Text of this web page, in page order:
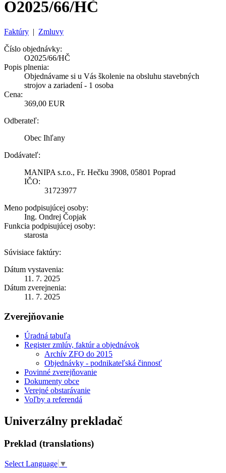
O2025/66/HČ
Faktúry | Zmluvy
Číslo objednávky:
O2025/66/HČ
Popis plnenia:
Objednávame si u Vás školenie na obsluhu stavebných
strojov a zariadení - 1 osoba
Cena:
369,00 EUR
Odberateľ:
Obec Ihľany
Dodávateľ:
MANIPA s.r.o., Fr. Hečku 3908, 05801 Poprad
IČO:
31723977
Meno podpisujúcej osoby:
Ing. Ondrej Čopjak
Funkcia podpisujúcej osoby:
starosta
Súvisiace faktúry:
Dátum vystavenia:
11. 7. 2025
Dátum zverejnenia:
11. 7. 2025
Zverejňovanie
Úradná tabuľa
Register zmlúv, faktúr a objednávok
Archív ZFO do 2015
Objednávky - podnikateľská činnosť
Povinné zverejňovanie
Dokumenty obce
Verejné obstarávanie
Voľby a referendá
Univerzálny prekladač
Preklad (translations)
Select Language ▼